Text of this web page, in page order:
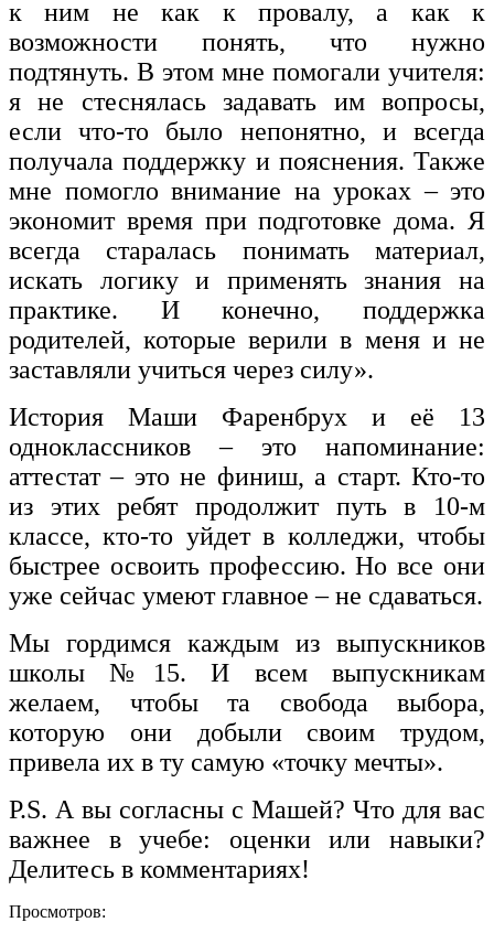
к ним не как к провалу, а как к
возможности понять, что нужно
подтянуть. В этом мне помогали учителя:
я не стеснялась задавать им вопросы,
если что-то было непонятно, и всегда
получала поддержку и пояснения. Также
мне помогло внимание на уроках – это
экономит время при подготовке дома. Я
всегда старалась понимать материал,
искать логику и применять знания на
практике. И конечно, поддержка
родителей, которые верили в меня и не
заставляли учиться через силу».
История Маши Фаренбрух и её 13
одноклассников – это напоминание:
аттестат – это не финиш, а старт. Кто-то
из этих ребят продолжит путь в 10-м
классе, кто-то уйдет в колледжи, чтобы
быстрее освоить профессию. Но все они
уже сейчас умеют главное – не сдаваться.
Мы гордимся каждым из выпускников
школы №15. И всем выпускникам
желаем, чтобы та свобода выбора,
которую они добыли своим трудом,
привела их в ту самую «точку мечты».
P.S. А вы согласны с Машей? Что для вас
важнее в учебе: оценки или навыки?
Делитесь в комментариях!
Просмотров: